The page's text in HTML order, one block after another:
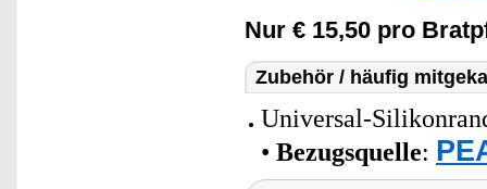
Nur € 15,50 pro
Zubehör / häufig
Universal-
• Bezugsquelle: